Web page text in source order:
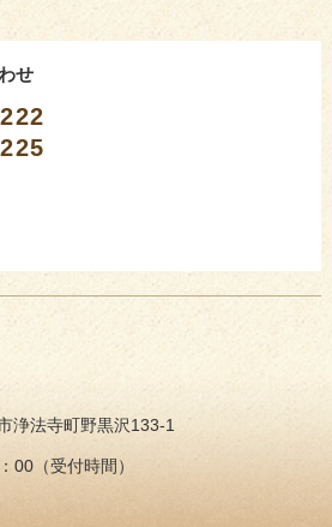
せ
法寺町野黒沢133-1
（受付時間）